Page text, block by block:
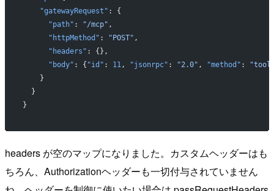
    "gatewayRequest"
: {
      "path"
: "/mcp" ,
      "httpMethod"
: "POST" ,
      "headers"
: {},
      "body"
: { "id" : 11, "jsonrpc" : "2.0" , "method" :
    }
  }
}
headers が空のマップになりました。カスタムヘッダーはも
ちろん、Authorizationヘッダーも一切付与されていません